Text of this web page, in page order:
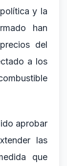
y la
han
del
a los
aprobar
las
que